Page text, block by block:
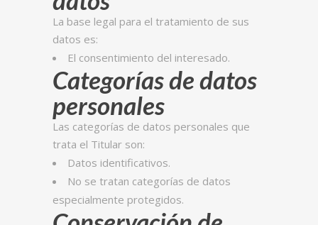
La base legal para el tratamiento de sus
datos es:
El consentimiento del interesado.
Categorías de datos
personales
Las categorías de datos personales que
trata el Titular son:
Datos identificativos.
No se tratan categorías de datos
especialmente protegidos.